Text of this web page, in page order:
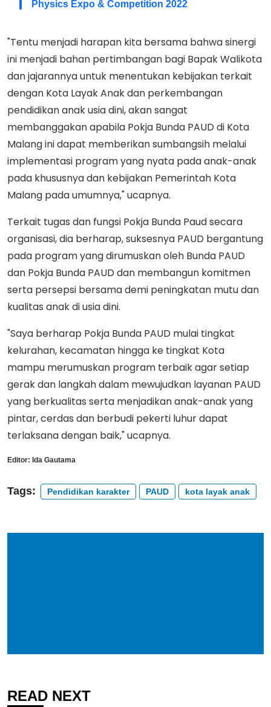
Physics Expo & Competition 2022
"Tentu menjadi harapan kita bersama bahwa sinergi
ini menjadi bahan pertimbangan bagi Bapak Walikota
dan jajarannya untuk menentukan kebijakan terkait
dengan Kota Layak Anak dan perkembangan
pendidikan anak usia dini, akan sangat
membanggakan apabila Pokja Bunda PAUD di Kota
Malang ini dapat memberikan sumbangsih melalui
implementasi program yang nyata pada anak-anak
pada khususnya dan kebijakan Pemerintah Kota
Malang pada umumnya," ucapnya.
Terkait tugas dan fungsi Pokja Bunda Paud secara
organisasi, dia berharap, suksesnya PAUD bergantung
pada program yang dirumuskan oleh Bunda PAUD
dan Pokja Bunda PAUD dan membangun komitmen
serta persepsi bersama demi peningkatan mutu dan
kualitas anak di usia dini.
"Saya berharap Pokja Bunda PAUD mulai tingkat
kelurahan, kecamatan hingga ke tingkat Kota
mampu merumuskan program terbaik agar setiap
gerak dan langkah dalam mewujudkan layanan PAUD
yang berkualitas serta menjadikan anak-anak yang
pintar, cerdas dan berbudi pekerti luhur dapat
terlaksana dengan baik," ucapnya.
Editor: Ida Gautama
Tags: Pendidikan karakter PAUD kota layak anak
READ NEXT